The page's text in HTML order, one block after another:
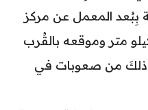
بِبُعد المعمل عن مركز
البصرة بِحوالي ( ٧٠ ) كيلو متر وموقعه بالقُرب
ذلكَ من صعوبات في